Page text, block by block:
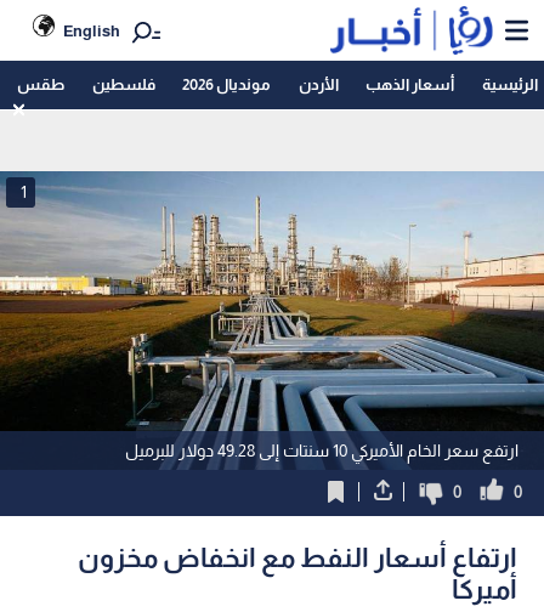
English
الرئيسية أسعار الذهب الأردن مونديال 2026 فلسطين طقس
ارتفع سعر الخام الأميركي 10 سنتات إلى 49.28 دولار للبرميل
1
0
0
ارتفاع أسعار النفط مع انخفاض مخزون
أميركا